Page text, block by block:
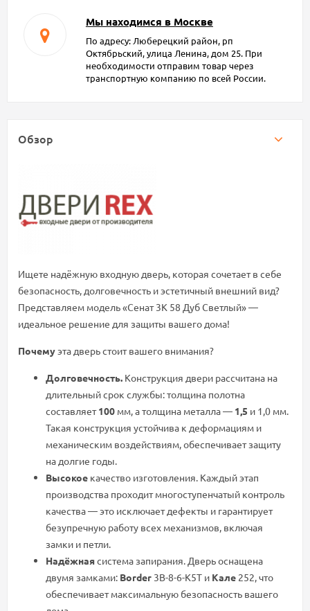
Мы находимся в Москве
По адресу: Люберецкий район, рп
Октябрьский, улица Ленина, дом 25. При
необходимости отправим товар через
транспортную компанию по всей России.
Обзор
Ищете надёжную входную дверь, которая сочетаетв себе
безопасность, долговечность иэстетичный внешний вид?
Представляем модель«Сенат3К 58 ДубСветлый»—
идеальное решение для защиты вашего дома!
Почемуэта дверьстоитвашего внимания?
Долговечность. Конструкция двери рассчитана на
длительныйсрок службы:толщина полотна
составляет 100 мм,атолщина металла— 1,5 и 1,0 мм.
Такая конструкция устойчива к деформациям и
механическим воздействиям,обеспечиваетзащиту
на долгие годы.
Высокое качество изготовления. Каждыйэтап
производства проходитмногоступенчатый контроль
качества—это исключаетдефекты и гарантирует
безупречную работу всех механизмов, включая
замки и петли.
Надёжнаясистема запирания. Дверьоснащена
двумя замками: Border 3B-8-6-K5T и Кале 252,что
обеспечиваетмаксимальную безопасность вашего